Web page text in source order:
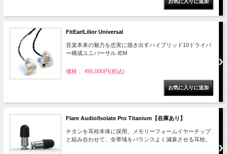
FitEar/Lilior Universal
音楽本来の魅力を忠実に描き出すハイブリッド10ドライバ
ー構成ユニバーサル IEM
価格： 495,000円(税込)
Flare Audio/Isolate Pro Titanium【在庫あり】
チタンを耳栓本体に採用。メモリーフォームイヤーチップ
と組み合わせて、全帯域をバランスよく減衰させる耳栓。